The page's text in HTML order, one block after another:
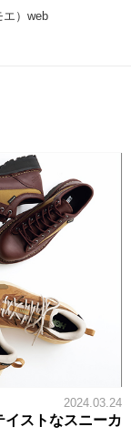
エ）web
2024.03.24
イストなスニーカ